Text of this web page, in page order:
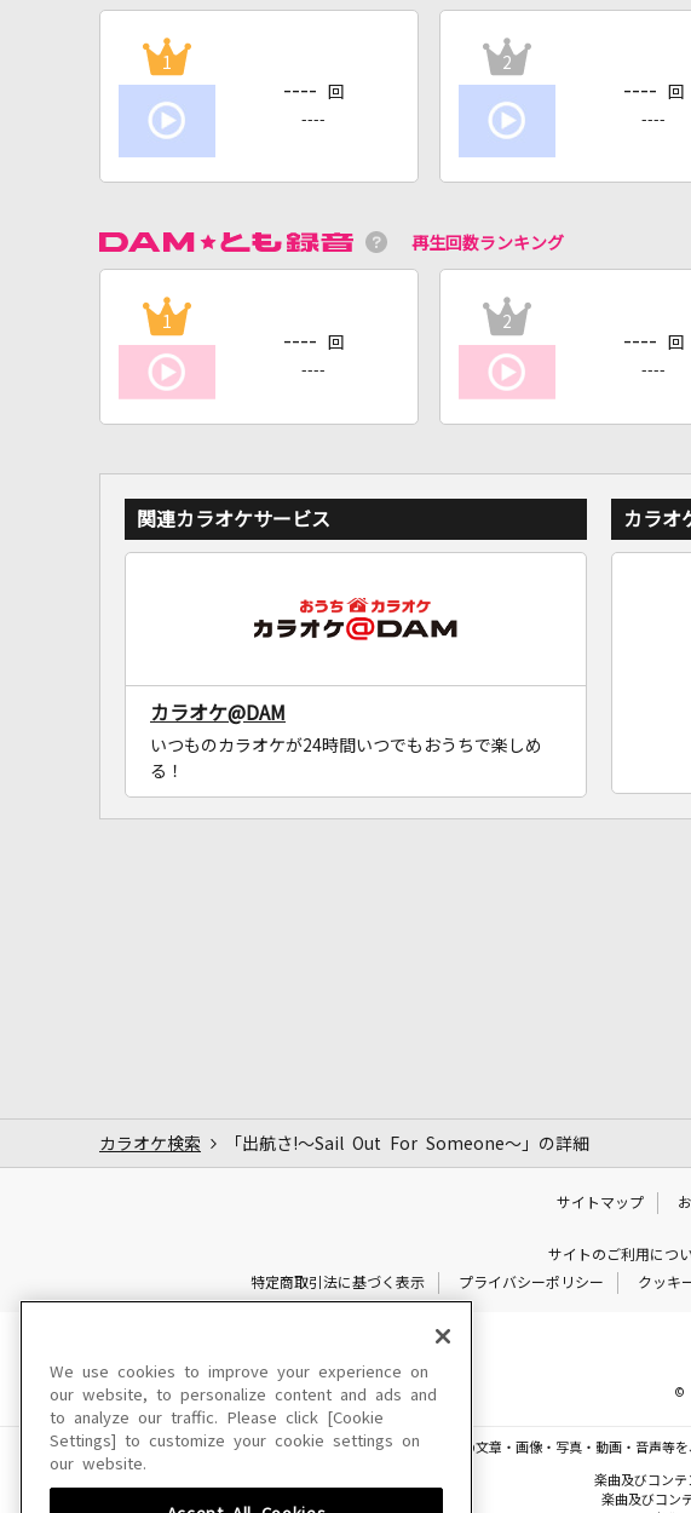
1
---- 回
----
2
---- 回
----
再生回数ランキング
1
---- 回
----
2
---- 回
----
関連カラオケサービス
カラオケ@DAM
いつものカラオケが24時間いつでもおうちで楽しめ
る！
カラオ
カラオケ検索 「出航さ!～Sail Out For Someone～」の詳細
サイトマップ
サイトのご利用につ
特定商取引法に基づく表示
プライバシーポリシー クッキ
©
このサイトに掲載されている一切の文章・画像・写真・動画・音声等
楽曲及びコンテ
楽曲及びコン
We use cookies to improve your experience on
our website, to personalize content and ads and
to analyze our traffic. Please click [Cookie
Settings] to customize your cookie settings on
our website.